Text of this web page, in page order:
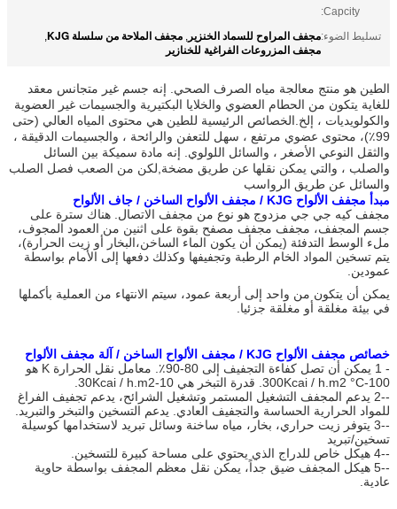
Capcity:
تسليط الضوء:مجفف المراوح للسماد الخنزير , مجفف الملاحة من سلسلة KJG ,
مجفف المزروعات الفراغية للخنازير
الطين هو منتج معالجة مياه الصرف الصحي. إنه جسم غير متجانس معقد
للغاية يتكون من الحطام العضوي والخلايا البكتيرية والجسيمات غير العضوية
والكولويديات ، إلخ.الخصائص الرئيسية للطين هي محتوى المياه العالي (حتى
99٪)، محتوى عضوي مرتفع ، سهل للتعفن والرائحة ، والجسيمات الدقيقة ،
والثقل النوعي الأصغر ، والسائل اللولوي. إنه مادة سميكة بين السائل
والصلب ، والتي يمكن نقلها عن طريق مضخة,لكن من الصعب فصل الصلب
والسائل عن طريق الرواسب
مبدأ مجفف الألواح KJG / مجفف الألواح الساخن / جاف الألواح
مجفف كيه جي جي مزدوج هو نوع من مجفف الاتصال. هناك سترة على
جسم المجفف، مجفف مجفف مصفح بقوة على اثنين من العمود المجوف،
ملء الوسط التدفئة (يمكن أن يكون الماء الساخن،البخار أو زيت الحرارة)،
يتم تسخين المواد الخام الرطبة وتجفيفها وكذلك دفعها إلى الأمام بواسطة
عمودين.
يمكن أن يتكون من واحد إلى أربعة عمود، سيتم الانتهاء من العملية بأكملها
في بيئة مغلقة أو مغلقة جزئيا.
خصائص مجفف الألواح KJG / مجفف الألواح الساخن / آلة مجفف الألواح
- 1 يمكن أن تصل كفاءة التجفيف إلى 80-90٪. معامل نقل الحرارة K هو
100-300Kcai / h.m2 °C. قدرة التبخر هي 10-30Kcai / h.m2.
--2 يدعم المجفف التشغيل المستمر وتشغيل الشرائح، يدعم تجفيف الفراغ
للمواد الحرارية الحساسة والتجفيف العادي. يدعم التسخين والتبخر والتبريد.
--3 يتوفر زيت حراري، بخار، مياه ساخنة وسائل تبريد لاستخدامها كوسيلة
تسخين/تبريد
--4 هيكل خاص للدراج الذي يحتوي على مساحة كبيرة للتسخين.
--5 هيكل المجفف ضيق جداً، يمكن نقل معظم المجفف بواسطة حاوية
عادية.